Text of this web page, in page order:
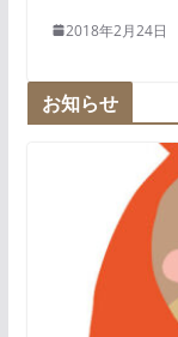
2018年2月24日
お知らせ